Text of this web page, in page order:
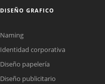
DISEÑO GRAFICO
Naming
Identidad corporativa
Diseño papelería
Diseño publicitario